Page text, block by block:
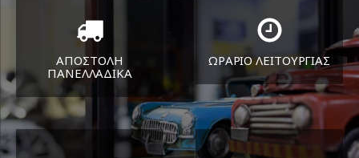
ΑΠΟΣΤΟΛΗ
ΠΑΝΕΛΛΑΔΙΚA
Όπου και αν είστε θα σας
στείλουμε τα ελαστικά σας
ΩΡΑΡΙΟ ΛΕΙΤΟΥΡΓΙΑΣ
ΔΕΥ-ΠΑΡ 8:30-17:30
ΣΑΒ 8:30-13:30